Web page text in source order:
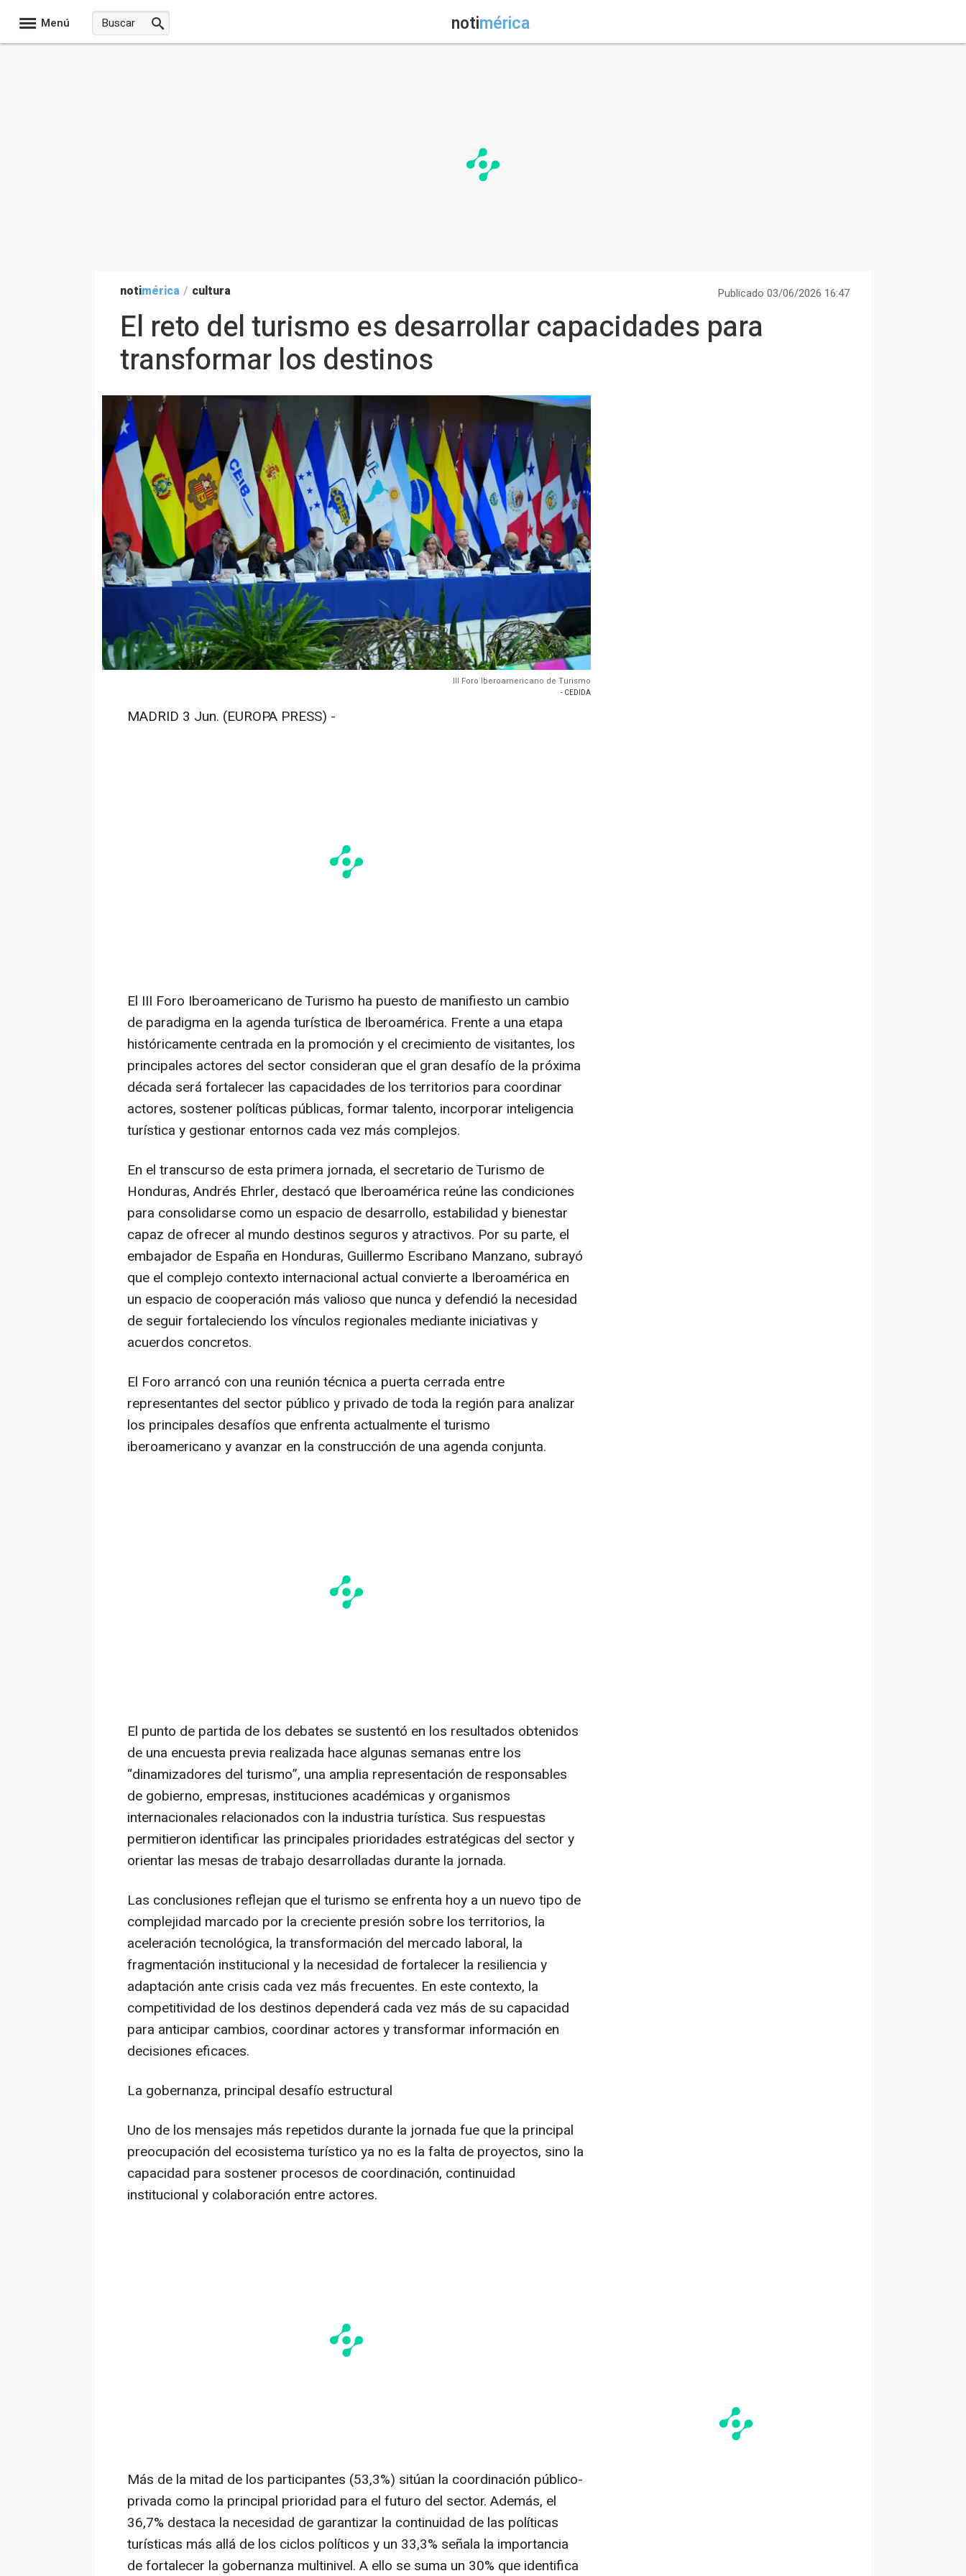
Menú notimérica
notimérica / cultura Publicado 03/06/2026 16:47
El reto del turismo es desarrollar capacidades para
transformar los destinos
III Foro Iberoamericano de Turismo
- CEDIDA
MADRID 3 Jun. (EUROPA PRESS) -
El III Foro Iberoamericano de Turismo ha puesto de manifiesto un cambio
de paradigma en la agenda turística de Iberoamérica. Frente a una etapa
históricamente centrada en la promoción y el crecimiento de visitantes, los
principales actores del sector consideran que el gran desafío de la próxima
década será fortalecer las capacidades de los territorios para coordinar
actores, sostener políticas públicas, formar talento, incorporar inteligencia
turística y gestionar entornos cada vez más complejos.
En el transcurso de esta primera jornada, el secretario de Turismo de
Honduras, Andrés Ehrler, destacó que Iberoamérica reúne las condiciones
para consolidarse como un espacio de desarrollo, estabilidad y bienestar
capaz de ofrecer al mundo destinos seguros y atractivos. Por su parte, el
embajador de España en Honduras, Guillermo Escribano Manzano, subrayó
que el complejo contexto internacional actual convierte a Iberoamérica en
un espacio de cooperación más valioso que nunca y defendió la necesidad
de seguir fortaleciendo los vínculos regionales mediante iniciativas y
acuerdos concretos.
El Foro arrancó con una reunión técnica a puerta cerrada entre
representantes del sector público y privado de toda la región para analizar
los principales desafíos que enfrenta actualmente el turismo
iberoamericano y avanzar en la construcción de una agenda conjunta.
El punto de partida de los debates se sustentó en los resultados obtenidos
de una encuesta previa realizada hace algunas semanas entre los
“dinamizadores del turismo”, una amplia representación de responsables
de gobierno, empresas, instituciones académicas y organismos
internacionales relacionados con la industria turística. Sus respuestas
permitieron identificar las principales prioridades estratégicas del sector y
orientar las mesas de trabajo desarrolladas durante la jornada.
Las conclusiones reflejan que el turismo se enfrenta hoy a un nuevo tipo de
complejidad marcado por la creciente presión sobre los territorios, la
aceleración tecnológica, la transformación del mercado laboral, la
fragmentación institucional y la necesidad de fortalecer la resiliencia y
adaptación ante crisis cada vez más frecuentes. En este contexto, la
competitividad de los destinos dependerá cada vez más de su capacidad
para anticipar cambios, coordinar actores y transformar información en
decisiones eficaces.
La gobernanza, principal desafío estructural
Uno de los mensajes más repetidos durante la jornada fue que la principal
preocupación del ecosistema turístico ya no es la falta de proyectos, sino la
capacidad para sostener procesos de coordinación, continuidad
institucional y colaboración entre actores.
Más de la mitad de los participantes (53,3%) sitúan la coordinación público-
privada como la principal prioridad para el futuro del sector. Además, el
36,7% destaca la necesidad de garantizar la continuidad de las políticas
turísticas más allá de los ciclos políticos y un 33,3% señala la importancia
de fortalecer la gobernanza multinivel. A ello se suma un 30% que identifica